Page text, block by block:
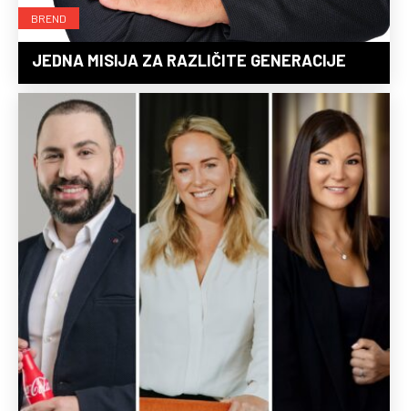
BREND
JEDNA MISIJA ZA RAZLIČITE GENERACIJE